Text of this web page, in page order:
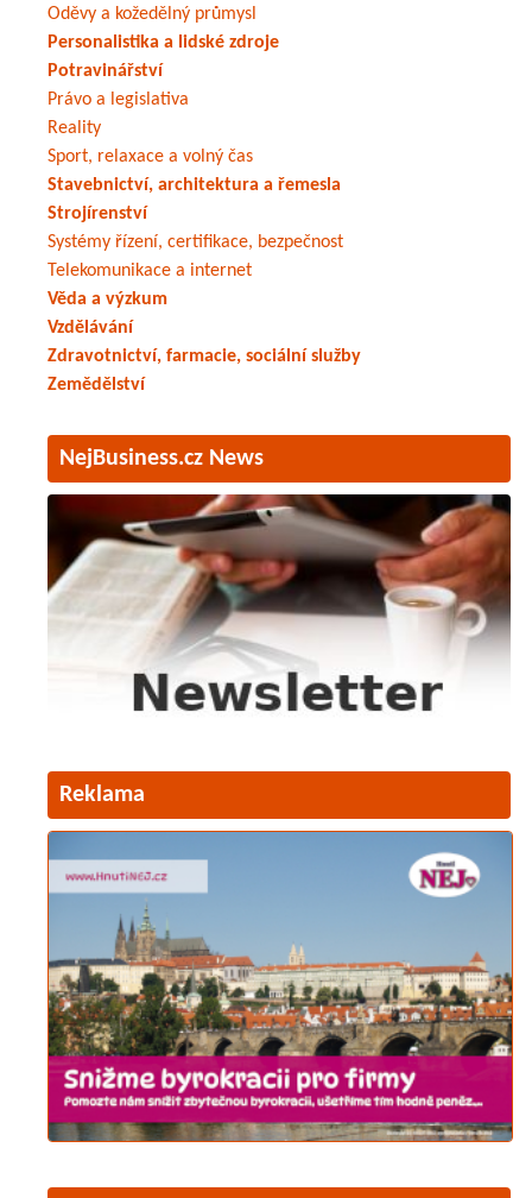
Oděvy a kožedělný průmysl
Personalistika a lidské zdroje
Potravinářství
Právo a legislativa
Reality
Sport, relaxace a volný čas
Stavebnictví, architektura a řemesla
Strojírenství
Systémy řízení, certifikace, bezpečnost
Telekomunikace a internet
Věda a výzkum
Vzdělávání
Zdravotnictví, farmacie, sociální služby
Zemědělství
NejBusiness.cz News
Reklama